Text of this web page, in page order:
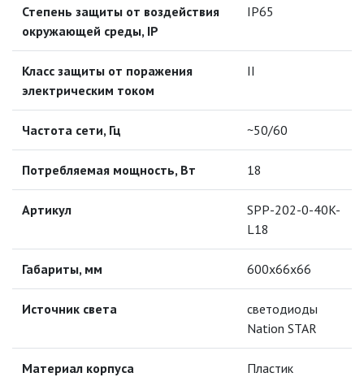
НИЗКОВОЛЬТНОЕ
НОВОГОДНЕЕ ОСВЕЩЕНИЕ
ОТВЕРТКИ
ПАЯЛЬНОЕ ОБОРУДОВАНИЕ
ПОДВЕСНЫЕ ЛОФТ
СВЕТИЛЬНИКИ
ЭЛЕКТРОСТАНЦИИ
ПРОТИВОМОСКИТНЫЕ ЛАМПЫ
РАЗЪЁМЫ, ПЕРЕХОДНИКИ, ТВ
ДЕЛИТЕЛИ
Степень защиты от воздействия
окружающей среды, IP
IP65
Класс защиты от поражения
электрическим током
II
Частота сети, Гц ~50/60
Потребляемая мощность, Вт 18
Артикул
SPP-202-0-40K-
L18
Габариты, мм 600х66х66
Источник света
светодиоды
Nation STAR
Материал корпуса Пластик